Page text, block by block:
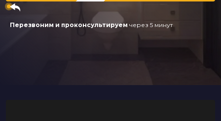
Перезвоним и проконсультируем через 5 минут